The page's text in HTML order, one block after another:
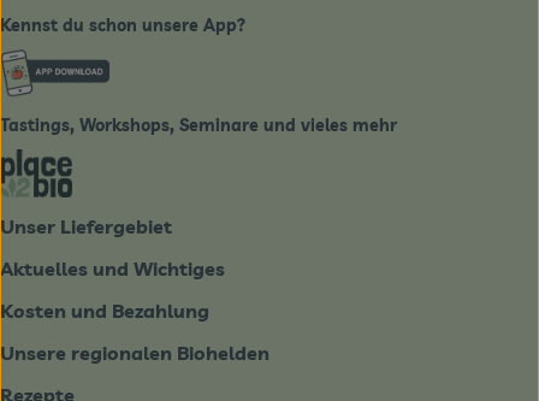
Kennst du schon unsere App?
Externer Link zu https://www.biobote-
Tastings, Workshops, Seminare und vieles mehr
Externer Link zu https://place2bio.de/
Unser Liefergebiet
Aktuelles und Wichtiges
Kosten und Bezahlung
Unsere regionalen Biohelden
Rezepte